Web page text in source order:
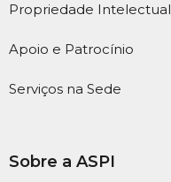
Propriedade Intelectual
Apoio e Patrocínio
Serviços na Sede
Sobre a ASPI